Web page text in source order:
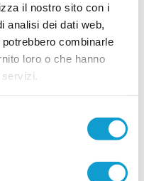
il nostro sito con i
analisi dei dati web,
combinarle
loro o che hanno
ecco un
giorni